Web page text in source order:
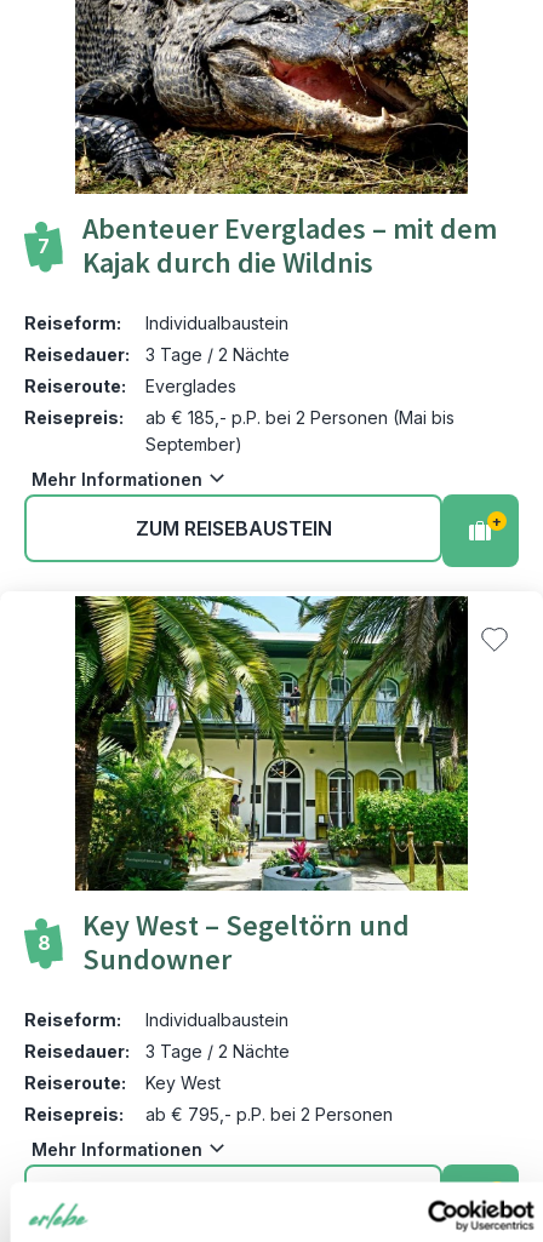
7
Abenteuer Everglades – mit dem
Kajak durch die Wildnis
Reiseform:
Individualbaustein
Reisedauer:
3 Tage / 2 Nächte
Reiseroute:
Everglades
Reisepreis:
ab € 185,- p.P. bei 2 Personen (Mai bis
September)
Mehr Informationen
ZUM REISEBAUSTEIN +
8
Key West – Segeltörn und
Sundowner
Reiseform:
Individualbaustein
Reisedauer:
3 Tage / 2 Nächte
Reiseroute:
Key West
Reisepreis:
ab € 795,- p.P. bei 2 Personen
Mehr Informationen